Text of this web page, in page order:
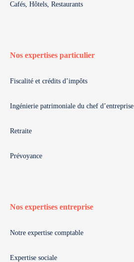
Cafés, Hôtels, Restaurants
Nos expertises particulier
Fiscalité et crédits d’impôts
Ingénierie patrimoniale du chef d’entreprise
Retraite
Prévoyance
Nos expertises entreprise
Notre expertise comptable
Expertise sociale